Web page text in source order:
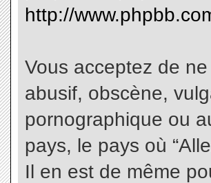
http://
Vous acceptez de
abusif, obscène,
pornographique ou
pays, le pays où
Il en est de même